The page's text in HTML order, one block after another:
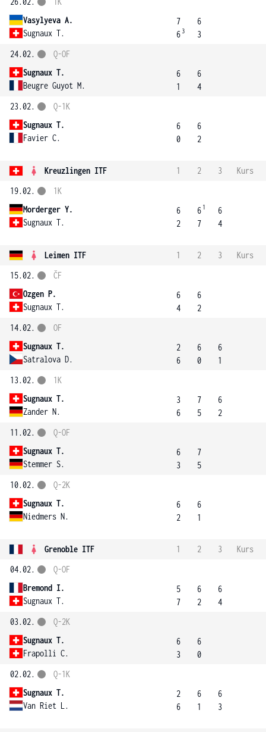
Vasylyeva A.
Sugnaux T.
7
6 3
6
3
24.02.
Sugnaux T.
Beugre Guyot M.
Q-OF
6
1
6
4
23.02.
Sugnaux T.
Favier C.
Q-1K
6
0
6
2
Kreuzlingen ITF 1 2 3
Kurs
19.02.
Morderger Y.
Sugnaux T.
1K
6
2
6 1
7
6
4
Leimen ITF 1 2 3
Kurs
15.02.
Ozgen P.
Sugnaux T.
ČF
6
4
6
2
14.02.
Sugnaux T.
Satralova D.
OF
2
6
6
0
6
1
13.02.
Sugnaux T.
Zander N.
1K
3
6
7
5
6
2
11.02.
Sugnaux T.
Stemmer S.
Q-OF
6
3
7
5
10.02.
Sugnaux T.
Niedmers N.
Q-2K
6
2
6
1
Grenoble ITF 1 2 3
Kurs
04.02.
Bremond I.
Sugnaux T.
Q-OF
5
7
6
2
6
4
03.02.
Sugnaux T.
Frapolli C.
Q-2K
6
3
6
0
02.02.
Sugnaux T.
Van Riet L.
Q-1K
2
6
6
1
6
3